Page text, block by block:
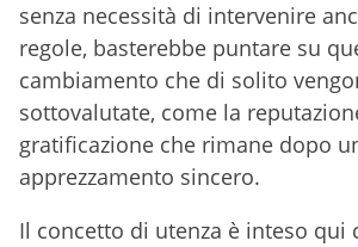
senza necessità di intervenire
regole, basterebbe puntare su
cambiamento che di solito
sottovalutate, come la
gratificazione che rimane dopo
apprezzamento sincero.
Il concetto di utenza è inteso qui